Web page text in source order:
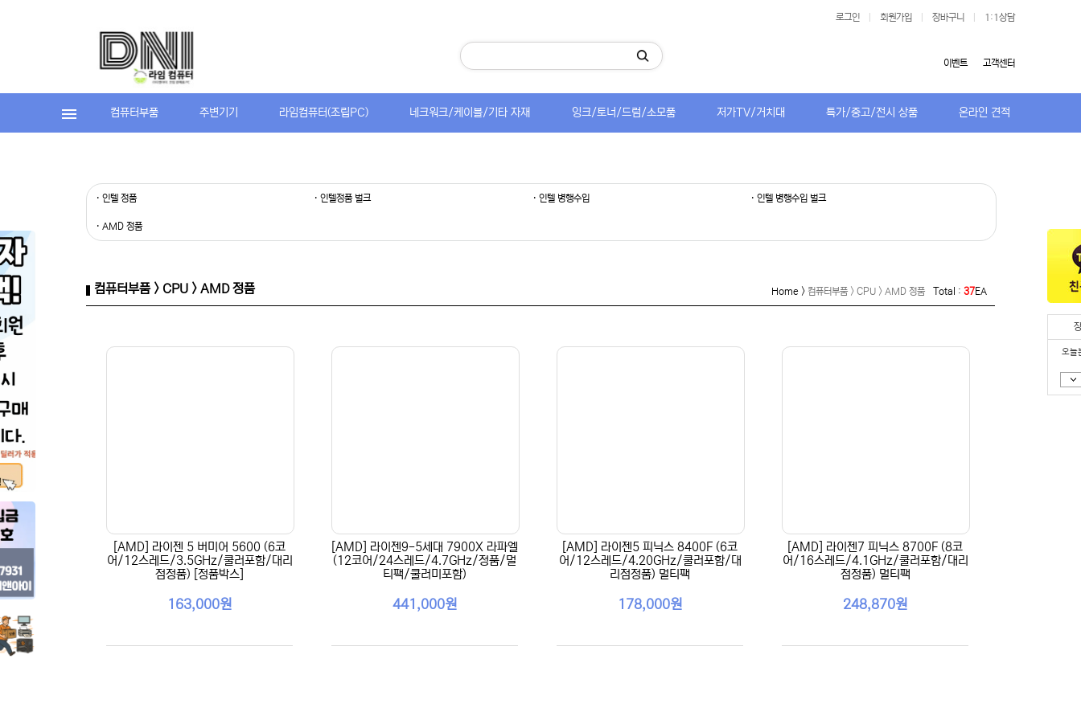
로그인 회원가입 장바구니 1:1상담
고객센터
이벤트
컴퓨터부품 주변기기 라임컴퓨터(조립PC) 네크워크/케이블/기타 자재 잉크/토너/드럼/소모품 저가TV/거치대 특가/중고/전시 상품 온라인 견적
오늘
· 인텔 정품 · 인텔정품 벌크 · 인텔 병행수입 · 인텔 병행수입 벌크
· AMD 정품
컴퓨터부품 > CPU > AMD 정품 Home > 컴퓨터부품 > CPU > AMD 정품 Total : 37EA
[AMD] 라이젠 5 버미어 5600 (6코
어/12스레드/3.5GHz/쿨러포함/대리
점정품) [정품박스]
163,000원
[AMD] 라이젠9-5세대 7900X 라파엘
(12코어/24스레드/4.7GHz/정품/멀
티팩/쿨러미포함)
441,000원
[AMD] 라이젠5 피닉스 8400F (6코
어/12스레드/4.20GHz/쿨러포함/대
리점정품) 멀티팩
178,000원
[AMD] 라이젠7 피닉스 8700F (8코
어/16스레드/4.1GHz/쿨러포함/대리
점정품) 멀티팩
248,870원